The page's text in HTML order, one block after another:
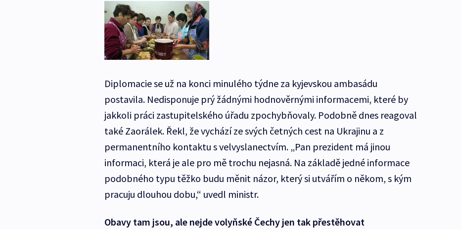
Diplomacie se už na konci minulého týdne za kyjevskou ambasádu
postavila. Nedisponuje prý žádnými hodnověrnými informacemi, které by
jakkoli práci zastupitelského úřadu zpochybňovaly. Podobně dnes reagoval
také Zaorálek. Řekl, že vychází ze svých četných cest na Ukrajinu a z
permanentního kontaktu s velvyslanectvím. „Pan prezident má jinou
informaci, která je ale pro mě trochu nejasná. Na základě jedné informace
podobného typu těžko budu měnit názor, který si utvářím o někom, s kým
pracuju dlouhou dobu,“ uvedl ministr.
Obavy tam jsou, ale nejde volyňské Čechy jen tak přestěhovat